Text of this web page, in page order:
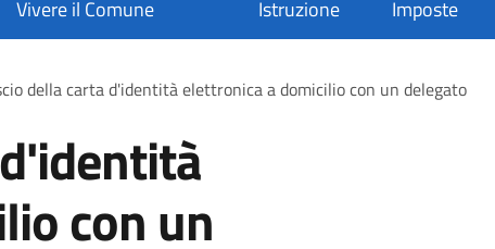
Vivere il Comune Istruzione Imposte
della carta d'identità elettronica a domicilio con un delegato
con un